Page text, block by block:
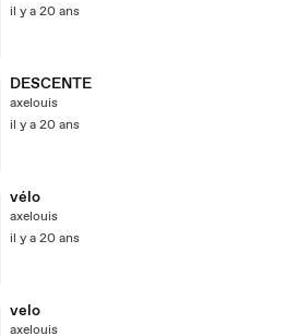
il y a 20 ans
DESCENTE
axelouis
il y a 20 ans
vélo
axelouis
il y a 20 ans
velo
axelouis